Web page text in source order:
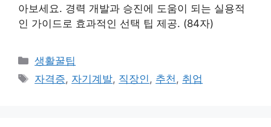
아보세요. 경력 개발과 승진에 도움이 되는 실용적
인 가이드로 효과적인 선택 팁 제공. (84자)
카
테
생활꿀팁
태
자격증, 자기계발, 직장인, 추천, 취업